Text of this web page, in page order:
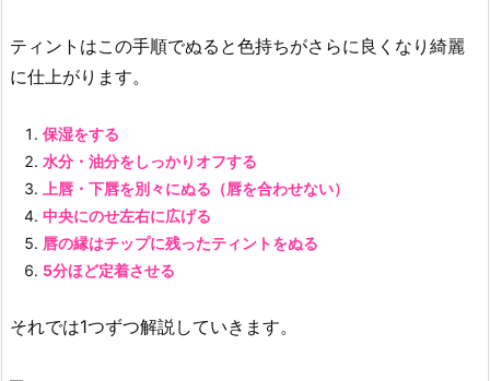
ト
1
選！
3.
1.
【r
o
m
n
ティントはこの手順でぬると色持ちがさらに良くなり綺麗
に仕上がります。
保湿をする
水分・油分をしっかりオフする
上唇・下唇を別々にぬる（唇を合わせない）
中央にのせ左右に広げる
唇の縁はチップに残ったティントをぬる
5分ほど定着させる
それでは1つずつ解説していきます。